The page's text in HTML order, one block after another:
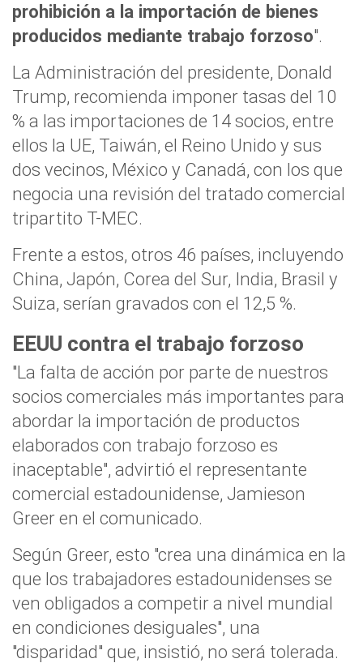
prohibición a la importación de bienes
producidos mediante trabajo forzoso".
La Administración del presidente, Donald
Trump, recomienda imponer tasas del 10
% a las importaciones de 14 socios, entre
ellos la UE, Taiwán, el Reino Unido y sus
dos vecinos, México y Canadá, con los que
negocia una revisión del tratado comercial
tripartito T-MEC.
Frente a estos, otros 46 países, incluyendo
China, Japón, Corea del Sur, India, Brasil y
Suiza, serían gravados con el 12,5 %.
EEUU contra el trabajo forzoso
"La falta de acción por parte de nuestros
socios comerciales más importantes para
abordar la importación de productos
elaborados con trabajo forzoso es
inaceptable", advirtió el representante
comercial estadounidense, Jamieson
Greer en el comunicado.
Según Greer, esto "crea una dinámica en la
que los trabajadores estadounidenses se
ven obligados a competir a nivel mundial
en condiciones desiguales", una
"disparidad" que, insistió, no será tolerada.